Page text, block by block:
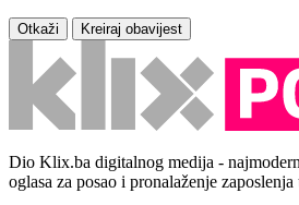
Otkaži Kreiraj obavijest
Dio Klix.ba digitalnog medija -
oglasa za posao i pronalaženje